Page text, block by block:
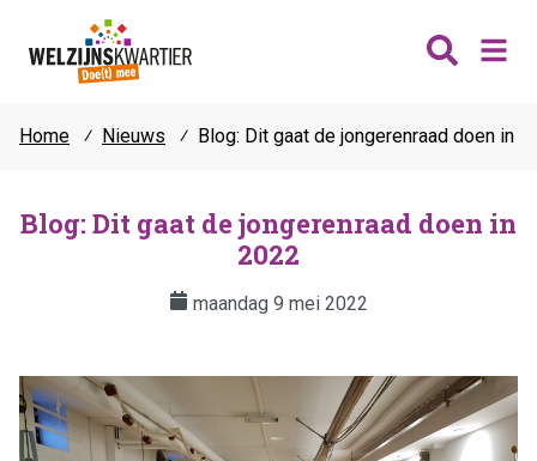
Noordwijk
Lisse
Teylingen
Vrijwilligers
Fit & vitaal
Contact
Home ⁄ Nieuws ⁄ Blog: Dit gaat de jongerenraad doen in
Blog: Dit gaat de jongerenraad doen in
2022
maandag 9 mei 2022